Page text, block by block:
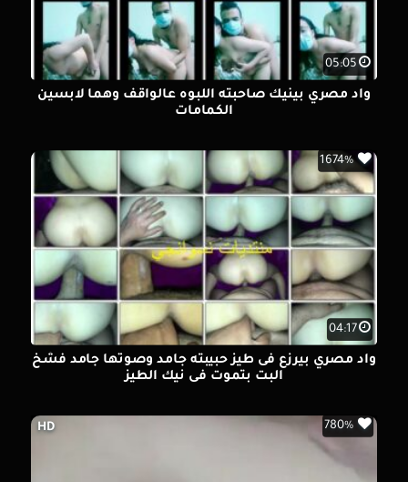
05:05
واد مصري بينيك صاحبته اللبوه عالواقف وهما لابسين
الكمامات
04:17
1674%
واد مصري بيرزع فى طيز حبيبته جامد وصوتها جامد فشخ
البت بتموت فى نيك الطيز
HD 780%